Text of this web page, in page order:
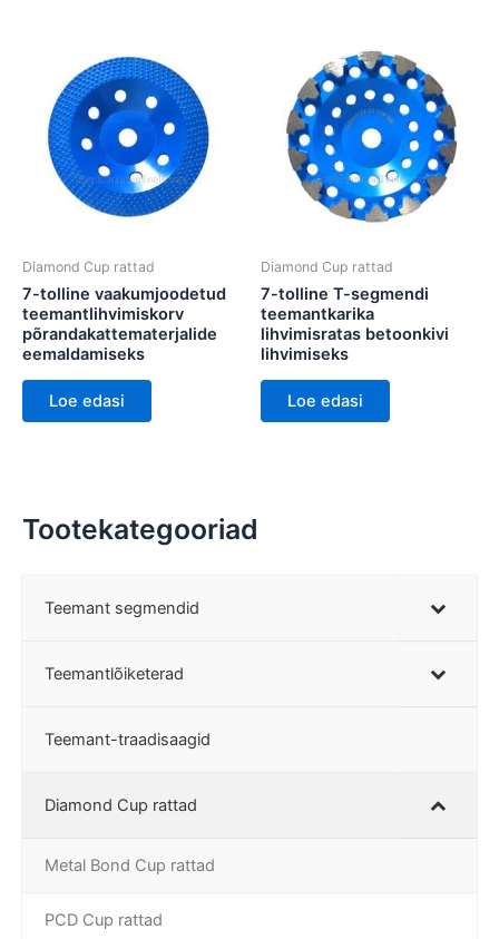
Diamond Cup rattad
7-tolline vaakumjoodetud
teemantlihvimiskorv
põrandakattematerjalide
eemaldamiseks
Loe edasi
Diamond Cup rattad
7-tolline T-segmendi
teemantkarika
lihvimisratas betoonkivi
lihvimiseks
Loe edasi
Tootekategooriad
Teemant segmendid
Teemantlõiketerad
Teemant-traadisaagid
Diamond Cup rattad
Metal Bond Cup rattad
PCD Cup rattad